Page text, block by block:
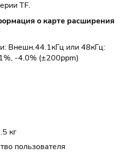
TF.
о карте расширения
Внешн.44.1кГц или 48кГц:
-4.0% (±200ppm)
кг
пользователя